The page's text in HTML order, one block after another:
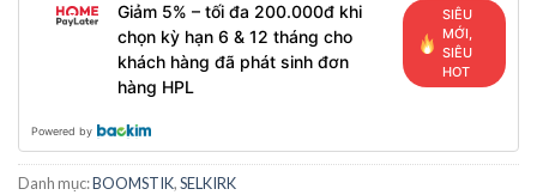
Giảm 5% – tối đa 200.000đ khi
chọn kỳ hạn 6 & 12 tháng cho
khách hàng đã phát sinh đơn
hàng HPL
SIÊU
MỚI,
SIÊU
HOT
Powered by
Danh mục:BOOMSTIK,SELKIRK